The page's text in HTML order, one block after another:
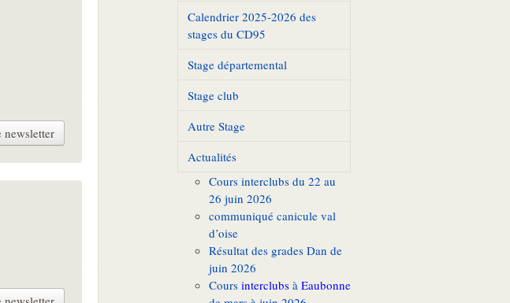
Calendrier 2025-2026 des
stages du CD95
Stage départemental
Stage club
Autre Stage
Actualités
Cours interclubs du 22 au
26 juin 2026
communiqué canicule val
d’oise
Résultat des grades Dan de
juin 2026
Cours interclubs à Eaubonne